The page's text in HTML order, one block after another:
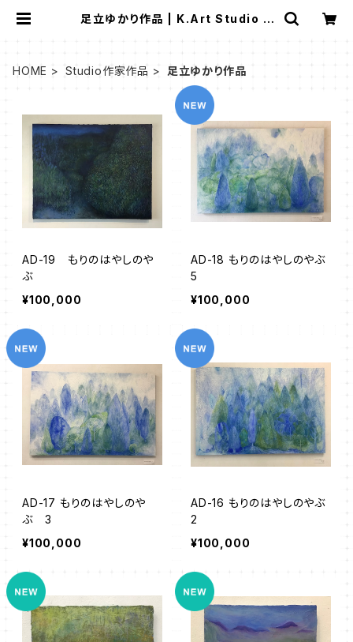
足立ゆかり作品 | K.Art Studio O
HOME Studio作家作品 足立ゆかり作品
AD-19 もりのはやしのや
ぶ
¥100,000
AD-18 もりのはやしのやぶ
5
¥100,000
AD-17 もりのはやしのや
ぶ 3
¥100,000
AD-16 もりのはやしのやぶ
2
¥100,000